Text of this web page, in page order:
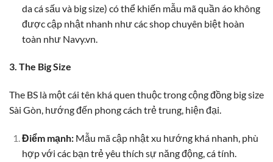
da cá sấu và big size) có thể khiến mẫu mã quần áo không
được cập nhật nhanh như các shop chuyên biệt hoàn
toàn như Navy.vn.
3. The Big Size
The BS là một cái tên khá quen thuộc trong cộng đồng big size
Sài Gòn, hướng đến phong cách trẻ trung, hiện đại.
Điểm mạnh:Mẫu mã cập nhật xu hướng khá nhanh, phù
hợp với các bạn trẻ yêu thích sự năng động, cá tính.